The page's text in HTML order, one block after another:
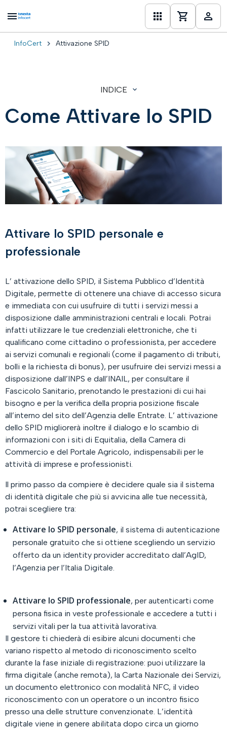
InfoCert Attivazione SPID
INDICE
Come Attivare lo SPID
Attivare lo SPID personale e
professionale
L’ attivazione dello SPID, il Sistema Pubblico d’Identità
Digitale, permette di ottenere una chiave di accesso sicura
e immediata con cui usufruire di tutti i servizi messi a
disposizione dalle amministrazioni centrali e locali. Potrai
infatti utilizzare le tue credenziali elettroniche, che ti
qualificano come cittadino o professionista, per accedere
ai servizi comunali e regionali (come il pagamento di tributi,
bolli e la richiesta di bonus), per usufruire dei servizi messi a
disposizione dall’INPS e dall’INAIL, per consultare il
Fascicolo Sanitario, prenotando le prestazioni di cui hai
bisogno e per la verifica della propria posizione fiscale
all’interno del sito dell’Agenzia delle Entrate. L’ attivazione
dello SPID migliorerà inoltre il dialogo e lo scambio di
informazioni con i siti di Equitalia, della Camera di
Commercio e del Portale Agricolo, indispensabili per le
attività di imprese e professionisti.
Il primo passo da compiere è decidere quale sia il sistema
di identità digitale che più si avvicina alle tue necessità,
potrai scegliere tra:
Attivare lo SPID personale, il sistema di autenticazione
personale gratuito che si ottiene scegliendo un servizio
offerto da un identity provider accreditato dall’AgID,
l’Agenzia per l’Italia Digitale.
Attivare lo SPID professionale, per autenticarti come
persona fisica in veste professionale e accedere a tutti i
servizi vitali per la tua attività lavorativa.
Il gestore ti chiederà di esibire alcuni documenti che
variano rispetto al metodo di riconoscimento scelto
durante la fase iniziale di registrazione: puoi utilizzare la
firma digitale (anche remota), la Carta Nazionale dei Servizi,
un documento elettronico con modalità NFC, il video
riconoscimento con un operatore o un incontro fisico
presso una delle strutture convenzionate. L’identità
digitale viene in genere abilitata dopo circa un giorno